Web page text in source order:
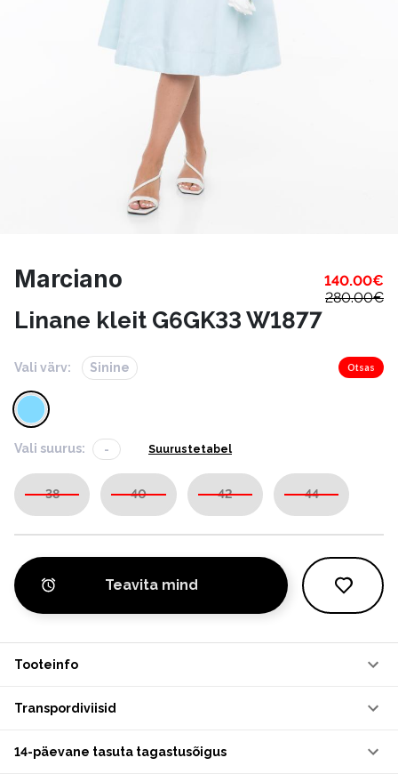
Marciano 140.00€
280.00€
Linane kleit G6GK33 W1877
Vali värv: Sinine Otsas
Vali suurus: - Suurustetabel
38 40 42 44
Teavita mind
Tooteinfo
Transpordiviisid
14-päevane tasuta tagastusõigus